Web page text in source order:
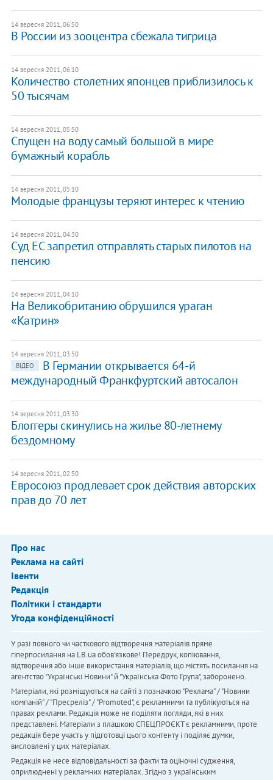
14 вересня 2011, 06:50
В России из зооцентра сбежала тигрица
14 вересня 2011, 06:10
Количество столетних японцев приблизилось к
50 тысячам
14 вересня 2011, 05:50
Спущен на воду самый большой в мире
бумажный корабль
14 вересня 2011, 05:10
Молодые французы теряют интерес к чтению
14 вересня 2011, 04:30
Суд ЕС запретил отправлять старых пилотов на
пенсию
14 вересня 2011, 04:10
На Великобританию обрушился ураган
«Катрин»
14 вересня 2011, 03:50
ВІДЕО
В Германии открывается 64-й
международный Франкфуртский автосалон
14 вересня 2011, 03:30
Блоггеры скинулись на жилье 80-летнему
бездомному
14 вересня 2011, 02:50
Евросоюз продлевает срок действия авторских
прав до 70 лет
Про нас
Реклама на сайті
Івенти
Редакція
Політики і стандарти
Угода конфіденційності
У разі повного чи часткового відтворення матеріалів пряме
гіперпосилання на LB.ua обов'язкове! Передрук, копіювання,
відтворення або інше використання матеріалів, що містять посилання на
агентство "Українськi Новини" й "Українська Фото Група", заборонено.
Матеріали, які розміщуються на сайті з позначкою "Реклама" / "Новини
компаній" / "Пресреліз" / "Promoted", є рекламними та публікуються на
правах реклами. Редакція може не поділяти погляди, які в них
представлені. Матеріали з плашкою СПЕЦПРОЄКТ є рекламними, проте
редакція бере участь у підготовці цього контенту і поділяє думки,
висловлені у цих матеріалах.
Редакція не несе відповідальності за факти та оціночні судження,
оприлюднені у рекламних матеріалах. Згідно з українським